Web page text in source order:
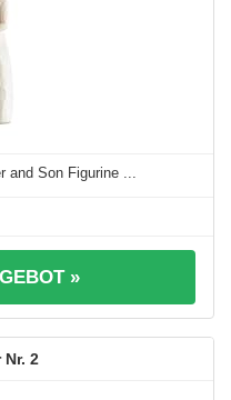
and Son Figurine ...
»
2